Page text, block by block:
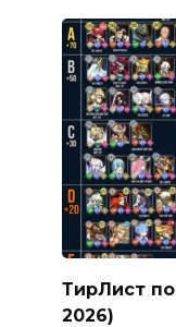
ТирЛист
2026)